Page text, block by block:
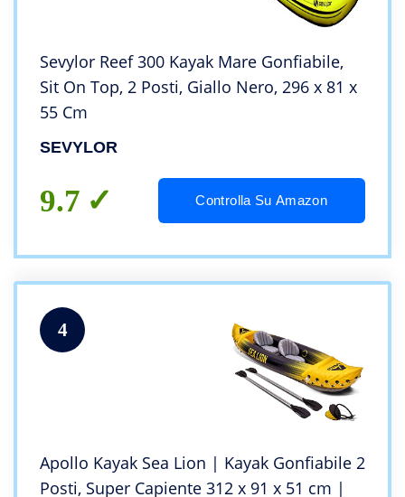
Sevylor Reef 300 Kayak Mare Gonfiabile,
Sit On Top, 2 Posti, Giallo Nero, ‎296 x 81 x
55 Cm
SEVYLOR
9.7 Controlla Su Amazon
4
Apollo Kayak Sea Lion | Kayak Gonfiabile 2
Posti, Super Capiente 312 x 91 x 51 cm |